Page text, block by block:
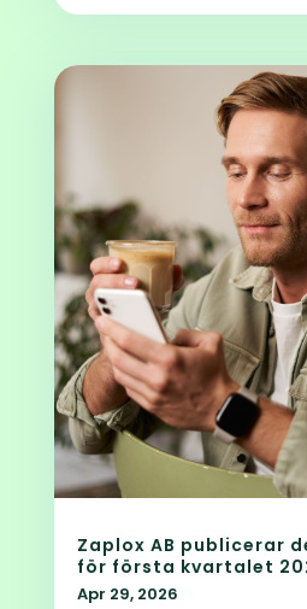
Zaplox AB publicerar
för första kvartalet
Apr 29, 2026